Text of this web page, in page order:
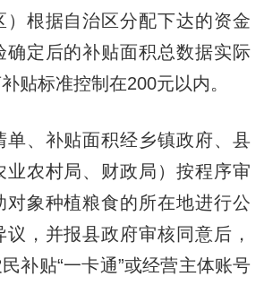
）根据自治区分配下达的资金
确定后的补贴面积总数据实际
贴标准控制在200元以内。
、补贴面积经乡镇政府、县
业农村局、财政局）按程序审
对象种植粮食的所在地进行公
，并报县政府审核同意后，
补贴“一卡通”或经营主体账号